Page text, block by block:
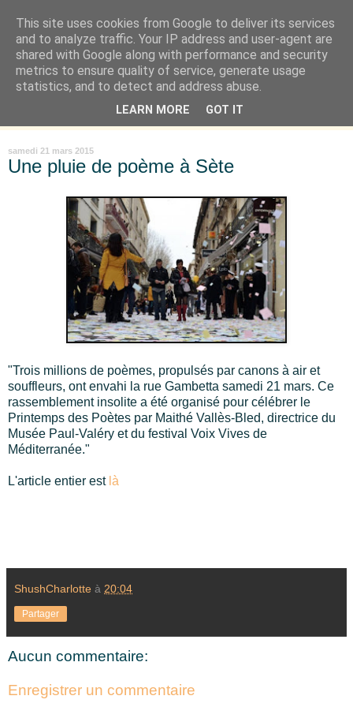
Là où je suis née
"Les temps sont durs pour les rêveurs" mais shush shush,
j'ai le cœur à l'affût et j'ouvre mon carnet de peau. « Soyez
vous-même, tous les autres sont déjà pris. » Oscar Wilde
samedi 21 mars 2015
Une pluie de poème à Sète
"Trois millions de poèmes, propulsés par canons à air et
souffleurs, ont envahi la rue Gambetta samedi 21 mars. Ce
rassemblement insolite a été organisé pour célébrer le
Printemps des Poètes par Maithé Vallès-Bled, directrice du
Musée Paul-Valéry et du festival Voix Vives de
Méditerranée."
L'article entier est là
ShushCharlotte à 20:04
Partager
Aucun commentaire:
Enregistrer un commentaire
This site uses cookies from Google to deliver its services
and to analyze traffic. Your IP address and user-agent are
shared with Google along with performance and security
metrics to ensure quality of service, generate usage
statistics, and to detect and address abuse.
LEARN MORE GOT IT